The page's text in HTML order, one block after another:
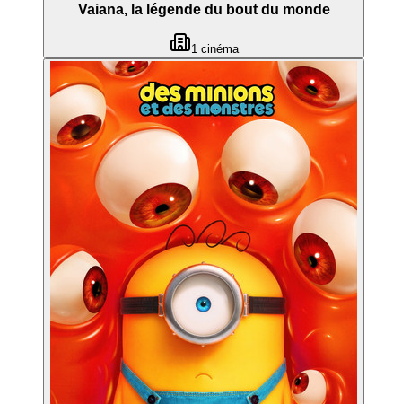
Vaiana, la légende du bout du monde
1cinéma